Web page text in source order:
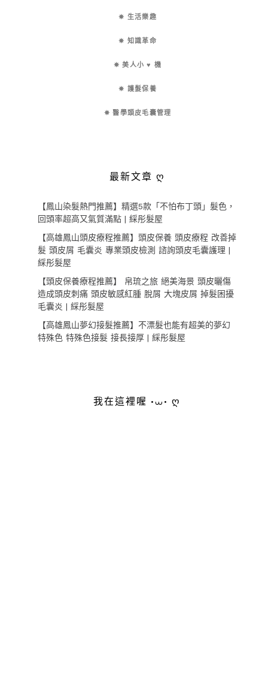
✵ 生活樂趣
✵ 知識革命
✵ 美人小 ♥ 機
✵ 護髮保養
✵ 醫學頭皮毛囊管理
最新文章 ღ
【鳳山染髮熱門推薦】精選5款「不怕布丁頭」髮色，
回頭率超高又氣質滿點 | 綵彤髮屋
【高雄鳳山頭皮療程推薦】頭皮保養 頭皮療程 改善掉
髮 頭皮屑 毛囊炎 專業頭皮檢測 諮詢頭皮毛囊護理 |
綵彤髮屋
【頭皮保養療程推薦】 帛琉之旅 絕美海景 頭皮曬傷
造成頭皮刺痛 頭皮敏感紅腫 脫屑 大塊皮屑 掉髮困擾
毛囊炎 | 綵彤髮屋
【高雄鳳山夢幻接髮推薦】不漂髮也能有超美的夢幻
特殊色 特殊色接髮 接長接厚 | 綵彤髮屋
我在這裡喔 •⩊• ღ